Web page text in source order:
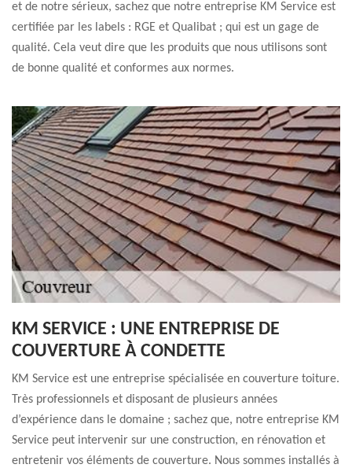
et de notre sérieux, sachez que notre entreprise KM Service est
certifiée par les labels : RGE et Qualibat ; qui est un gage de
qualité. Cela veut dire que les produits que nous utilisons sont
de bonne qualité et conformes aux normes.
KM SERVICE : UNE ENTREPRISE DE
COUVERTURE À CONDETTE
KM Service est une entreprise spécialisée en couverture toiture.
Très professionnels et disposant de plusieurs années
d’expérience dans le domaine ; sachez que, notre entreprise KM
Service peut intervenir sur une construction, en rénovation et
entretenir vos éléments de couverture. Nous sommes installés à